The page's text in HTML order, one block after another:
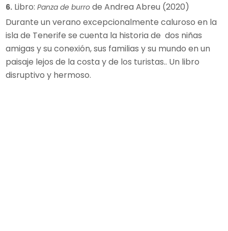
6.Libro: Panza de burrode Andrea Abreu (2020)
Durante un verano excepcionalmente caluroso en la
isla de Tenerife se cuenta la historia de dos niñas
amigas y su conexión, sus familias y su mundo en un
paisaje lejos de la costa y de los turistas.. Un libro
disruptivo y hermoso.